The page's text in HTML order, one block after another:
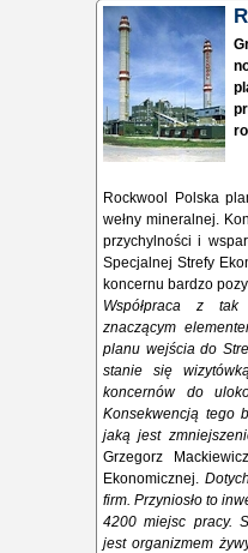
Rockwool Polska
wełny mineralnej.
przychylności i
Specjalnej Strefy
koncernu bardzo
Współpraca z
znaczącym
planu wejścia do
stanie się
koncernów do
Konsekwencją tego
jaką jest
Grzegorz
Ekonomicznej.
firm. Przyniosło to
4200 miejsc pracy.
jest organizmem